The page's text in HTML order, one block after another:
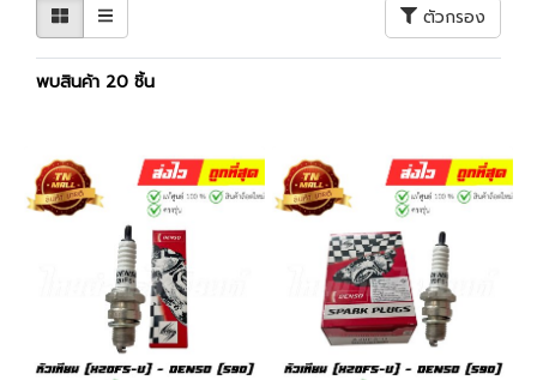
ตัวกรอง
พบสินค้า 20 ชิ้น